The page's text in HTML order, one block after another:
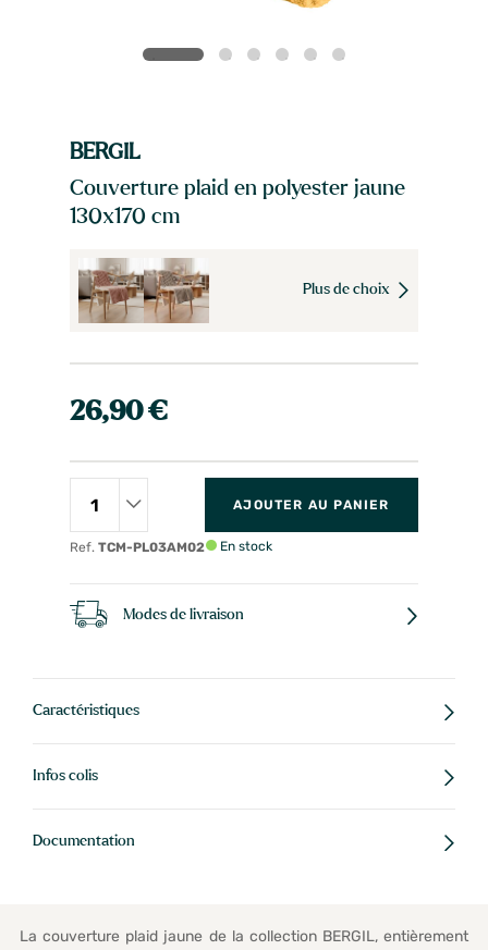
BERGIL
Couverture plaid en polyester jaune
130x170 cm
Plus de choix
26,90 €
Ref. TCM-PL03AM02
AJOUTER AU PANIER
En stock
Modes de livraison
Caractéristiques
Infos colis
Documentation
La couverture plaid jaune de la collection BERGIL, entièrement